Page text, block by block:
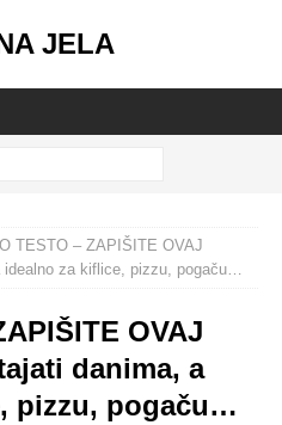
JELA
TESTO – ZAPIŠITE OVAJ
idealno za kiflice, pizzu, pogaču…
OVAJ
danima, a
pizzu, pogaču…